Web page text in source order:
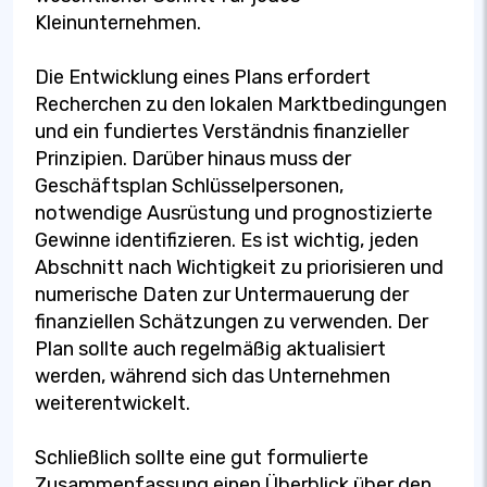
Kleinunternehmen.
Die Entwicklung eines Plans erfordert
Recherchen zu den lokalen Marktbedingungen
und ein fundiertes Verständnis finanzieller
Prinzipien. Darüber hinaus muss der
Geschäftsplan Schlüsselpersonen,
notwendige Ausrüstung und prognostizierte
Gewinne identifizieren. Es ist wichtig, jeden
Abschnitt nach Wichtigkeit zu priorisieren und
numerische Daten zur Untermauerung der
finanziellen Schätzungen zu verwenden. Der
Plan sollte auch regelmäßig aktualisiert
werden, während sich das Unternehmen
weiterentwickelt.
Schließlich sollte eine gut formulierte